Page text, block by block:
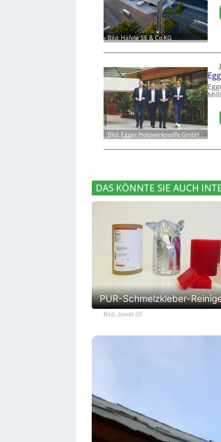
Bild: Häfele SE & Co KG
Bild: Egger Holzwerkstoffe GmbH
DAS KÖNNTE SIE AUCH
PUR-Schmelzkleber-
Bild: Jowat SE